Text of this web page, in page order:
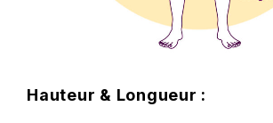
Hauteur & Longueur :